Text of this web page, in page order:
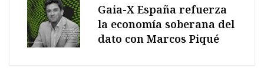
Gaia-X España refuerza
la economía soberana del
dato con Marcos Piqué